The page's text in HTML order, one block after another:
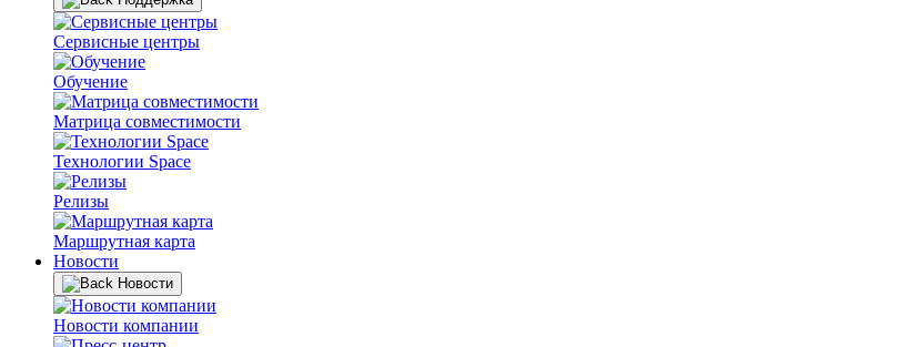
Сервисные центры
Обучение
Матрица совместимости
Технологии Space
Релизы
Маршрутная карта
Новости
Новости
Новости компании